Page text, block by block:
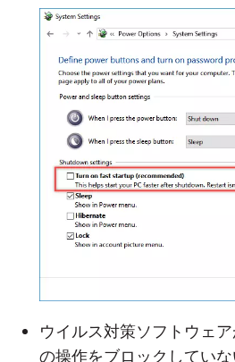
ウイルス対策ソフトウェ
の操作をブロックしてい